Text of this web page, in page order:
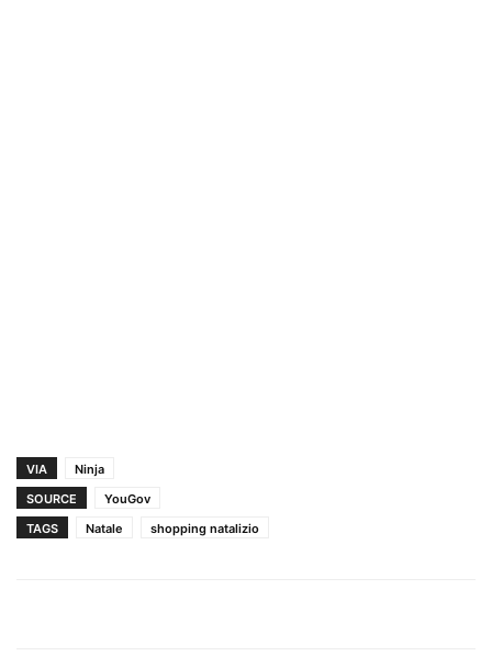
VIA
Ninja
SOURCE
YouGov
TAGS
Natale shopping natalizio